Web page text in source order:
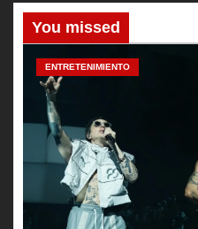
You missed
ENTRETENIMIENTO